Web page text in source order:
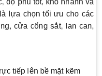
độ phủ tốt, khô nhanh và
lựa chọn tối ưu cho các
cửa cổng sắt, lan can,
tiếp lên bề mặt kẽm